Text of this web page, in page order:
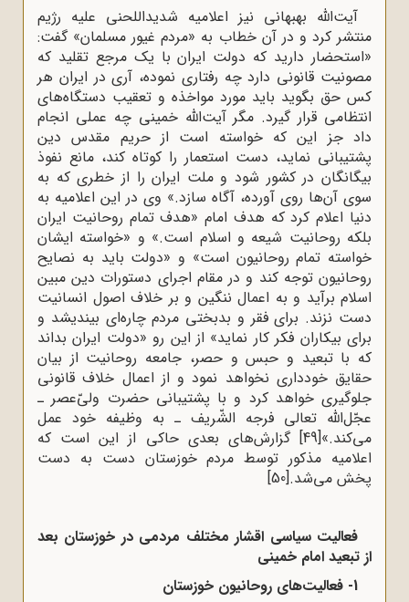
آیت‌‌الله بهبهانى نیز اعلامیه شدیداللحنی علیه رژیم
منتشر کرد و در آن خطاب به «مردم غیور مسلمان» گفت:
«استحضار دارید که دولت ایران با یک مرجع تقلید که
مصونیت قانونى دارد چه رفتارى نموده، آرى در ایران هر
کس حق بگوید باید مورد مواخذه و تعقیب دستگاه‌هاى
انتظامى قرار گیرد. مگر آیت‌الله خمینى چه عملى انجام
داد جز این که ‌خواسته است از حریم مقدس دین
پشتیبانى نماید، دست استعمار را کوتاه کند، مانع نفوذ
بیگانگان در کشور شود و ملت ایران را از خطرى که به
سوى آن‌ها روى آورده، آگاه سازد.» وی در این اعلامیه به
دنیا اعلام کرد که هدف امام «هدف تمام روحانیت ایران
بلکه روحانیت شیعه و اسلام است.» و «خواسته ایشان
خواسته تمام روحانیون است» و «دولت باید به نصایح
روحانیون توجه کند و در مقام اجراى دستورات دین مبین
اسلام برآید و به اعمال ننگین و بر خلاف اصول انسانیت
دست نزند. براى فقر و بدبختى مردم چاره‌اى بیندیشد و
براى بیکاران فکر کار نماید» از این رو «دولت ایران بداند
که با تبعید و حبس و حصر، جامعه روحانیت از بیان
حقایق خوددارى نخواهد نمود و از اعمال خلاف قانونى
جلوگیرى خواهد کرد و با پشتیبانى حضرت ولىّ‌عصر ـ
عجّل‌الله تعالى فرجه الشّریف ـ به وظیفه خود عمل
مى‌کند.»[49]
گزارش‌های بعدی حاکی از این است که
اعلامیه مذکور توسط مردم خوزستان دست به دست
پخش می‌شد.[50]
فعالیت سیاسی اقشار مختلف مردمی در خوزستان بعد
از تبعید امام خمینی
1- فعالیت‌های روحانیون خوزستان